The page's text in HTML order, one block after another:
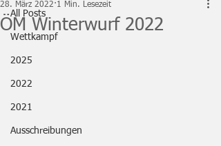
All Posts
Wettkampf
2025
2022
2021
Ausschreibungen
ÖM Winterwurf 2022
28. März 2022 1 Min. Lesezeit